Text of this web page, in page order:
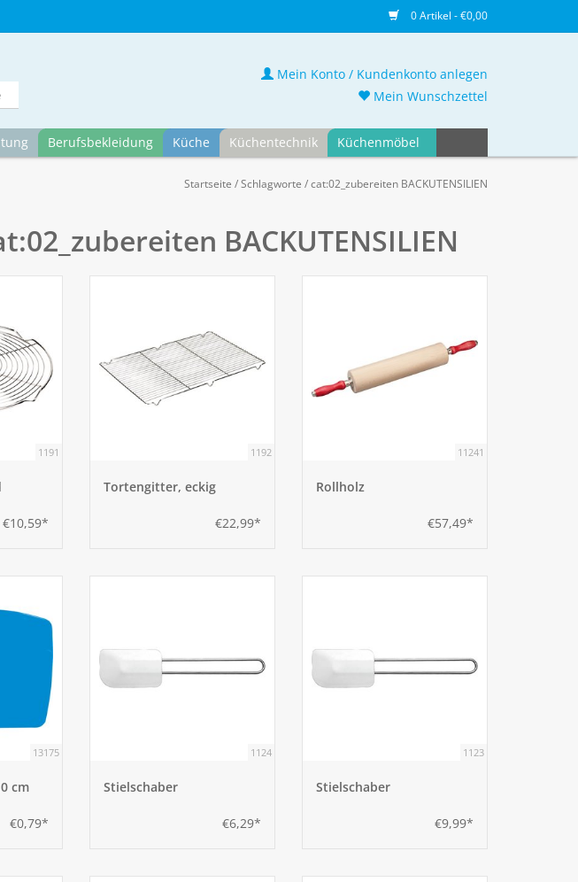
0 Artikel - €0,00
Berufsbekleidung Küche Küchentechnik Küchenmöbel
Mein Konto / Kundenkonto anlegen
Mein Wunschzettel
Startseite /Schlagworte /cat:02_zubereiten BACKUTENSILIEN
BACKUTENSILIEN
1191
€10,59*
1192
Tortengitter, eckig
€22,99*
11241
Rollholz
€57,49*
13175
cm
€0,79*
1124
Stielschaber
€6,29*
1123
Stielschaber
€9,99*